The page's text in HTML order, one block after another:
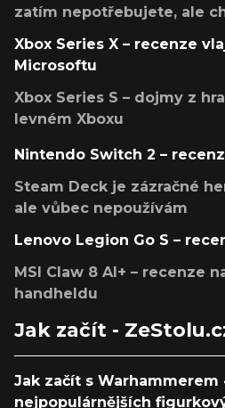
zatím nepotřebujete, ale
Xbox Series X – recenze
Microsoftu
Xbox Series S – dojmy z
levném Xboxu
Nintendo Switch 2 –
Steam Deck je zázračné
ale vůbec nepoužívám
Lenovo Legion Go S –
MSI Claw 8 AI+ – recenze
handheldu
Jak začít -
Jak začít s Warhammerem
nejpopulárnějších